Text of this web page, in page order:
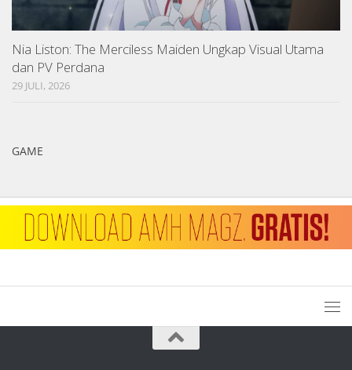
Nia Liston: The Merciless Maiden Ungkap Visual Utama
dan PV Perdana
29 JULI, 2026
GAME